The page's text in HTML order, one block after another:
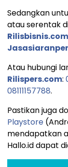
Sedangkan
atau serentak
Rilisbisnis.com
Atau hubungi
Rilispers.com:
08111157788.
Pastikan juga
Playstore
mendapatkan
Hallo.id dapat